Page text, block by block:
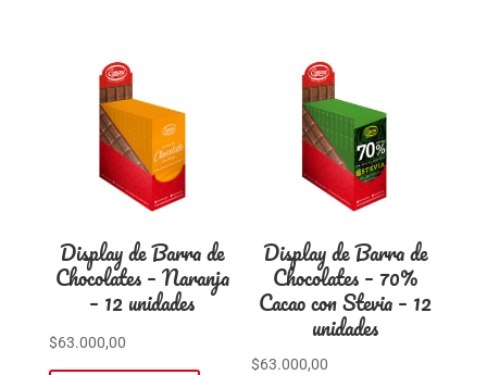
Display de Barra de
Chocolates – Naranja
– 12 unidades
$63.000,00
Display de Barra de
Chocolates – 70%
Cacao con Stevia – 12
unidades
$63.000,00